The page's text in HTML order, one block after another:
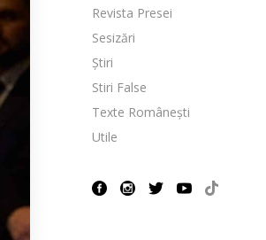
Revista Presei
Sesizări
Știri
Stiri False
Texte Românești
Utile